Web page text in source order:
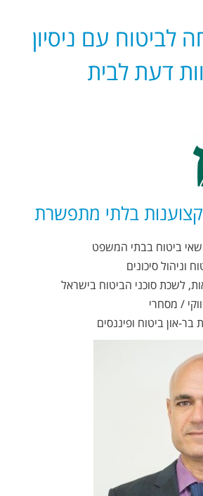
עם ניסיון
דעת לבית
ביטוח בבתי המשפט
וניהול סיכונים
לשכת סוכני הביטוח בישראל
/ מסחרי
בר-און ביטוח ופיננסים